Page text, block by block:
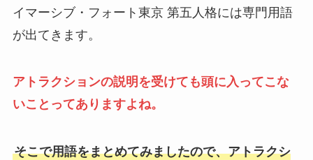
イマーシブ・フォート東京 第五人格には専門用語
が出てきます。
アトラクションの説明を受けても頭に入ってこな
いことってありますよね。
そこで用語をまとめてみましたので、アトラクシ